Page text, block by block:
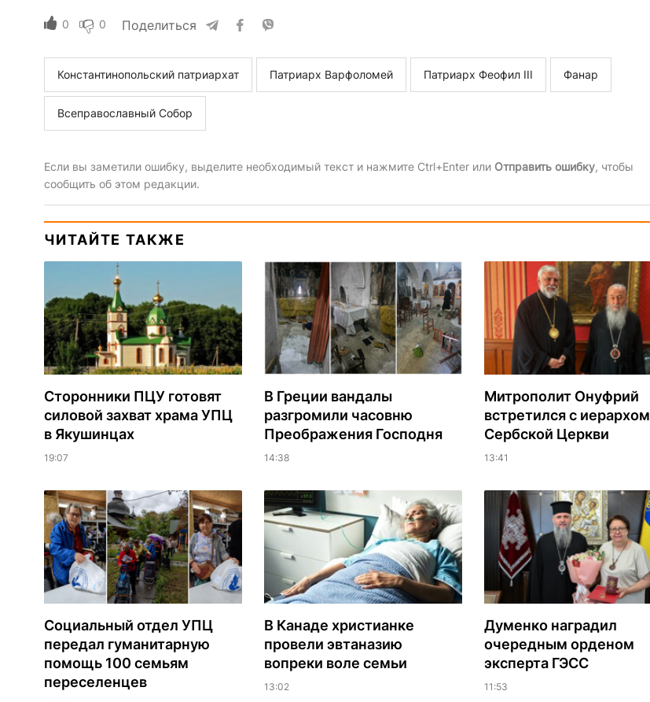
0 0 Поделиться
Константинопольский патриархат Патриарх Варфоломей Патриарх Феофил III Фанар
Всеправославный Собор
Если вы заметили ошибку, выделите необходимый текст и нажмите Ctrl+Enter или Отправить ошибку, чтобы
сообщить об этом редакции.
ЧИТАЙТЕ ТАКЖЕ
Сторонники ПЦУ готовят
силовой захват храма УПЦ
в Якушинцах
19:07
В Греции вандалы
разгромили часовню
Преображения Господня
14:38
Митрополит Онуфрий
встретился с иерархом
Сербской Церкви
13:41
Социальный отдел УПЦ
передал гуманитарную
помощь 100 семьям
переселенцев
В Канаде христианке
провели эвтаназию
вопреки воле семьи
13:02
Думенко наградил
очередным орденом
эксперта ГЭСС
11:53